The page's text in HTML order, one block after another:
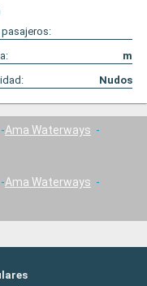
pasajeros:
m
Nudos
Ama Waterways
Ama Waterways